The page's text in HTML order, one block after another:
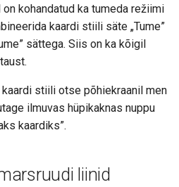
kohandatud ka tumeda režiimi
kaardi stiili säte „Tume”
sättega. Siis on ka kõigil
stiili otse põhiekraanil men
ilmuvas hüpikaknas nuppu
kaardiks”.
liinid